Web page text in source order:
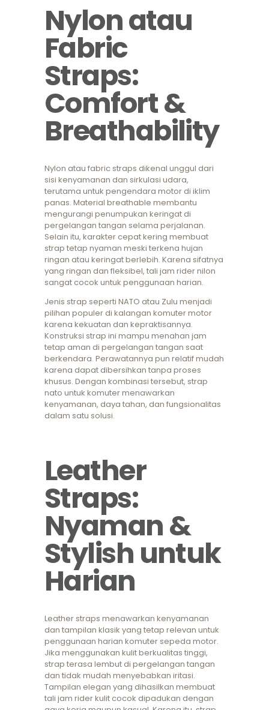
Nylon atau
Fabric
Straps:
Comfort &
Breathability
Nylon atau fabric straps dikenal unggul dari
sisi kenyamanan dan sirkulasi udara,
terutama untuk pengendara motor di iklim
panas. Material breathable membantu
mengurangi penumpukan keringat di
pergelangan tangan selama perjalanan.
Selain itu, karakter cepat kering membuat
strap tetap nyaman meski terkena hujan
ringan atau keringat berlebih. Karena sifatnya
yang ringan dan fleksibel, tali jam rider nilon
sangat cocok untuk penggunaan harian.
Jenis strap seperti NATO atau Zulu menjadi
pilihan populer di kalangan komuter motor
karena kekuatan dan kepraktisannya.
Konstruksi strap ini mampu menahan jam
tetap aman di pergelangan tangan saat
berkendara. Perawatannya pun relatif mudah
karena dapat dibersihkan tanpa proses
khusus. Dengan kombinasi tersebut, strap
nato untuk komuter menawarkan
kenyamanan, daya tahan, dan fungsionalitas
dalam satu solusi.
Leather
Straps:
Nyaman &
Stylish untuk
Harian
Leather straps menawarkan kenyamanan
dan tampilan klasik yang tetap relevan untuk
penggunaan harian komuter sepeda motor.
Jika menggunakan kulit berkualitas tinggi,
strap terasa lembut di pergelangan tangan
dan tidak mudah menyebabkan iritasi.
Tampilan elegan yang dihasilkan membuat
tali jam rider kulit cocok dipadukan dengan